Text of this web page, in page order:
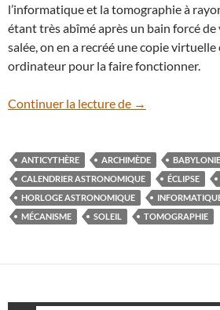
l’informatique et la tomographie à
étant très abîmé après un bain forcé de
salée, on en a recréé une copie
ordinateur pour la faire fonctionner.
Continuer la lecture de La machine
→
ANTICYTHÈRE ARCHIMÈDE
CALENDRIER ASTRONOMIQUE
ÉCLIPSE
HORLOGE ASTRONOMIQUE
MÉCANISME
SOLEIL TOMOGRAPHIE